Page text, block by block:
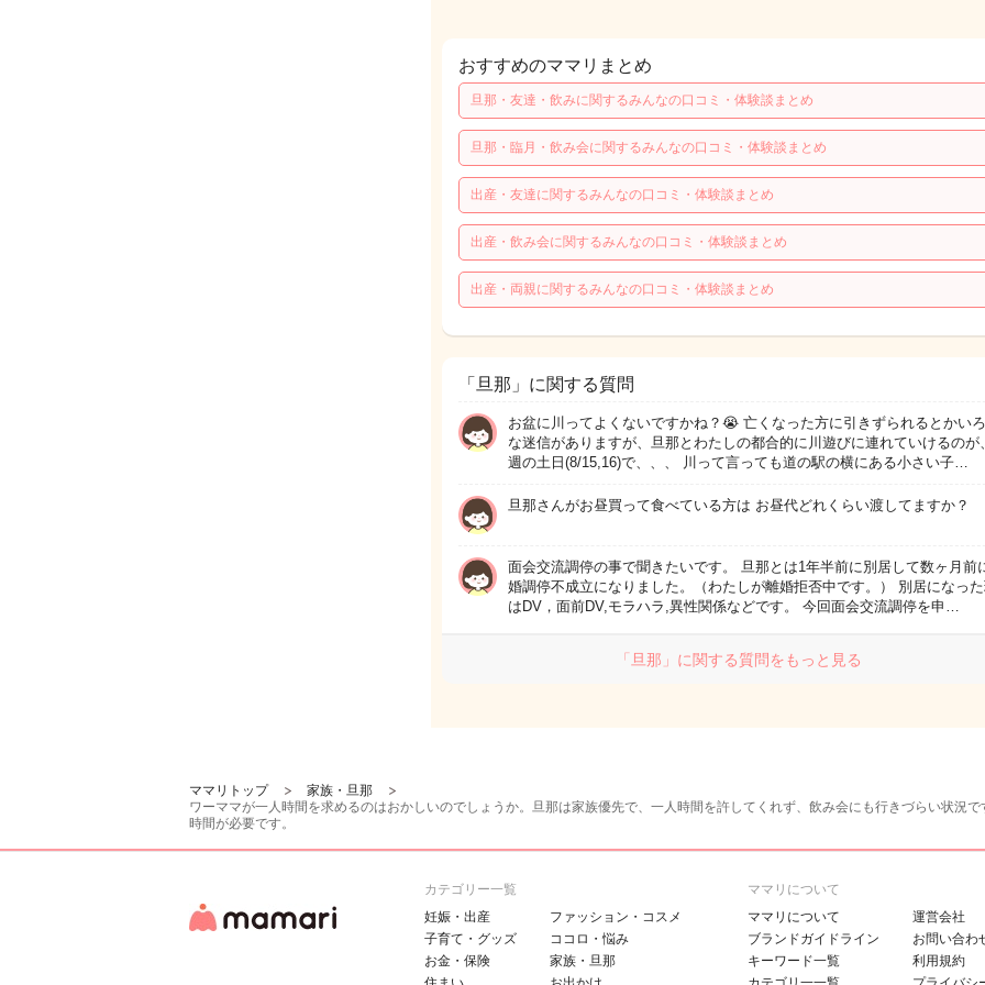
おすすめのママリまとめ
旦那・友達・飲みに関するみんなの口コミ・体験談まとめ
旦那・臨月・飲み会に関するみんなの口コミ・体験談まとめ
出産・友達に関するみんなの口コミ・体験談まとめ
出産・飲み会に関するみんなの口コミ・体験談まとめ
出産・両親に関するみんなの口コミ・体験談まとめ
「旦那」に関する質問
お盆に川ってよくないですかね？😭 亡くなった方に引きずられるとかい
な迷信がありますが、旦那とわたしの都合的に川遊びに連れていけるのが
週の土日(8/15,16)で、、、 川って言っても道の駅の横にある小さい子…
旦那さんがお昼買って食べている方は お昼代どれくらい渡してますか？
面会交流調停の事で聞きたいです。 旦那とは1年半前に別居して数ヶ月前
婚調停不成立になりました。（わたしが離婚拒否中です。） 別居になっ
はDV，面前DV,モラハラ,異性関係などです。 今回面会交流調停を申…
「旦那」に関する質問をもっと見る
ママリトップ
家族・旦那
ワーママが一人時間を求めるのはおかしいのでしょうか。旦那は家族優先で、一人時間を許してくれず、飲み会にも行きづらい状況
時間が必要です。
カテゴリー一覧
妊娠・出産
子育て・グッズ
お金・保険
ファッション・コスメ
ココロ・悩み
家族・旦那
ママリについて
ママリについて
ブランドガイドライン
キーワード一覧
運営会社
お問い合わ
利用規約